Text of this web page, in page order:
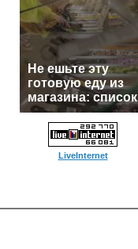
Не ешьте эту
готовую еду из
магазина: список
LiveInternet